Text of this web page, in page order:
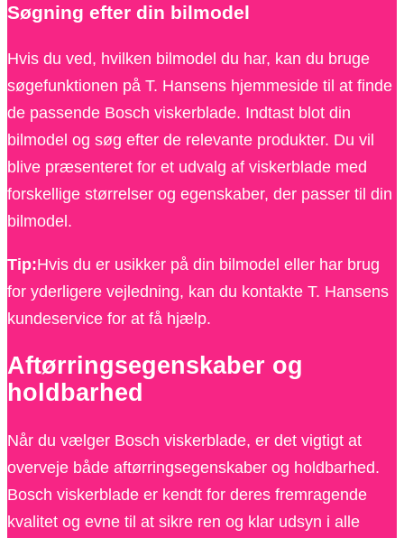
Søgning efter din bilmodel
Hvis du ved, hvilken bilmodel du har, kan du bruge
søgefunktionen på T. Hansens hjemmeside til at finde
de passende Bosch viskerblade. Indtast blot din
bilmodel og søg efter de relevante produkter. Du vil
blive præsenteret for et udvalg af viskerblade med
forskellige størrelser og egenskaber, der passer til din
bilmodel.
Tip:Hvis du er usikker på din bilmodel eller har brug
for yderligere vejledning, kan du kontakte T. Hansens
kundeservice for at få hjælp.
Aftørringsegenskaber og
holdbarhed
Når du vælger Bosch viskerblade, er det vigtigt at
overveje både aftørringsegenskaber og holdbarhed.
Bosch viskerblade er kendt for deres fremragende
kvalitet og evne til at sikre ren og klar udsyn i alle